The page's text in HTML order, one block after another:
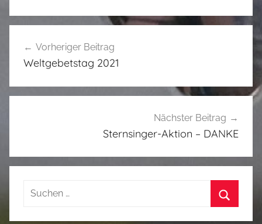
U
a
t
Vorheriger Beitrag
Weltgebetstag 2021
Nächster Beitrag
Sternsinger-Aktion – DANKE
Suchen